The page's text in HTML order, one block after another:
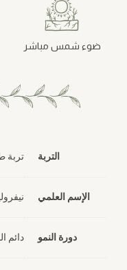
ضوء شمس مباشر
التربة تربة
الإسم العلمي
دورة النمو دائم